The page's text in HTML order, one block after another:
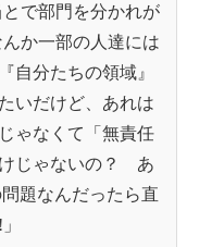
で部門を分かれが
か一部の人達には
自分たちの領域』
いだけど、あれは
ゃなくて「無責任
じゃないの？ あ
題なんだったら直